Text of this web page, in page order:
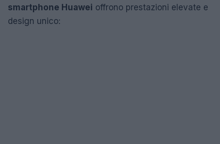
smartphone Huawei offrono prestazioni elevate e
design unico: